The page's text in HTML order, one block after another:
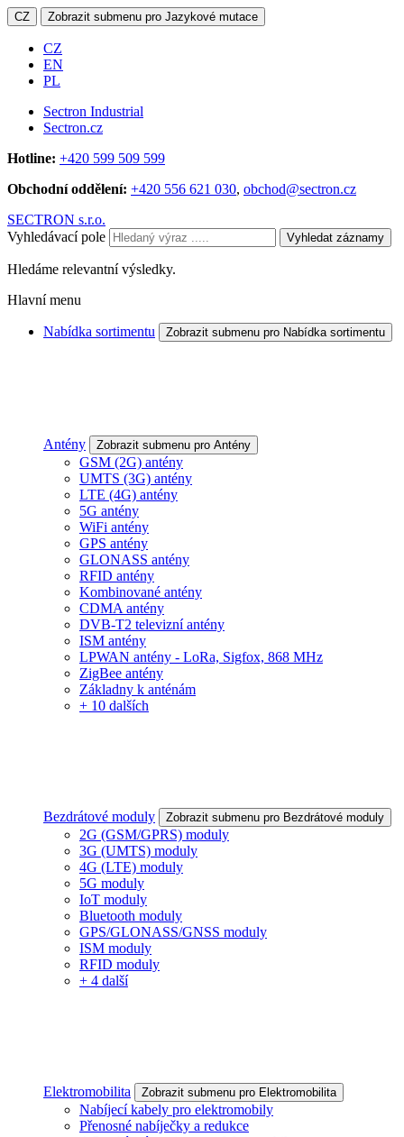
CZ Zobrazit submenu pro Jazykové mutace
CZ
EN
PL
Sectron Industrial
Sectron.cz
Hotline: +420 599 509 599
Obchodní oddělení: +420 556 621 030, obchod@sectron.cz
SECTRON s.r.o.
Vyhledávací pole
Vyhledat záznamy
Hledáme relevantní výsledky.
Hlavní menu
Nabídka sortimentu Zobrazit submenu pro Nabídka sortimentu
Antény Zobrazit submenu pro Antény
GSM (2G) antény
UMTS (3G) antény
LTE (4G) antény
5G antény
WiFi antény
GPS antény
GLONASS antény
RFID antény
Kombinované antény
CDMA antény
DVB-T2 televizní antény
ISM antény
LPWAN antény - LoRa, Sigfox, 868 MHz
ZigBee antény
Základny k anténám
+ 10 dalších
Bezdrátové moduly Zobrazit submenu pro Bezdrátové moduly
2G (GSM/GPRS) moduly
3G (UMTS) moduly
4G (LTE) moduly
5G moduly
IoT moduly
Bluetooth moduly
GPS/GLONASS/GNSS moduly
ISM moduly
RFID moduly
+ 4 další
Elektromobilita Zobrazit submenu pro Elektromobilita
Nabíjecí kabely pro elektromobily
Přenosné nabíječky a redukce